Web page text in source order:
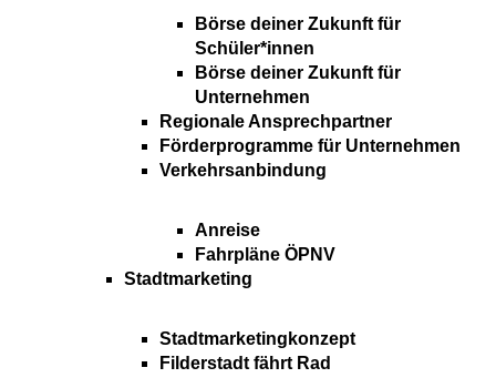
Börse deiner Zukunft für
Schüler*innen
Börse deiner Zukunft für
Unternehmen
Regionale Ansprechpartner
Förderprogramme für Unternehmen
Verkehrsanbindung
Anreise
Fahrpläne ÖPNV
Stadtmarketing
Stadtmarketingkonzept
Filderstadt fährt Rad